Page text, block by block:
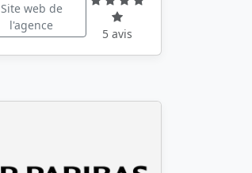
Site web de
l'agence
5 avis